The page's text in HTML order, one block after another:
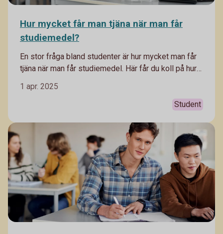
Hur mycket får man tjäna när man får
studiemedel?
En stor fråga bland studenter är hur mycket man får
tjäna när man får studiemedel. Här får du koll på hur
1 apr. 2025
Student